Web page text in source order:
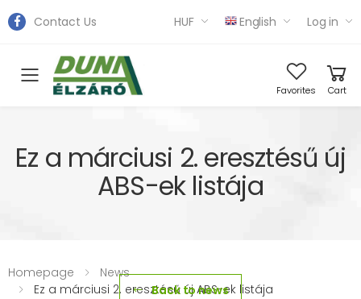
Contact Us HUF English Log in
Toggle mobile menu Favorites Cart
Ez a márciusi 2. eresztésű új
ABS-ek listája
Homepage
News
Ez a márciusi 2. eresztésű új ABS-ek listája
Back to news